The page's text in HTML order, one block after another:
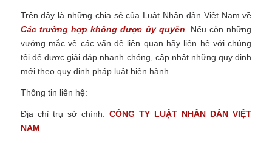
Trên đây là những chia sẻ của Luật Nhân dân Việt Nam về
Các trường hợp không được ủy quyền
Nếu còn những
vướng mắc về các vấn đề liên quan hãy liên hệ với chúng
tôi để được giải đáp nhanh chóng, cập nhật những quy định
mới theo quy định pháp luật hiện hành.
Thông tin liên hệ:
Địa chỉ trụ sở chính: CÔNG TY LUẬT NHÂN DÂN VIỆT
NAM